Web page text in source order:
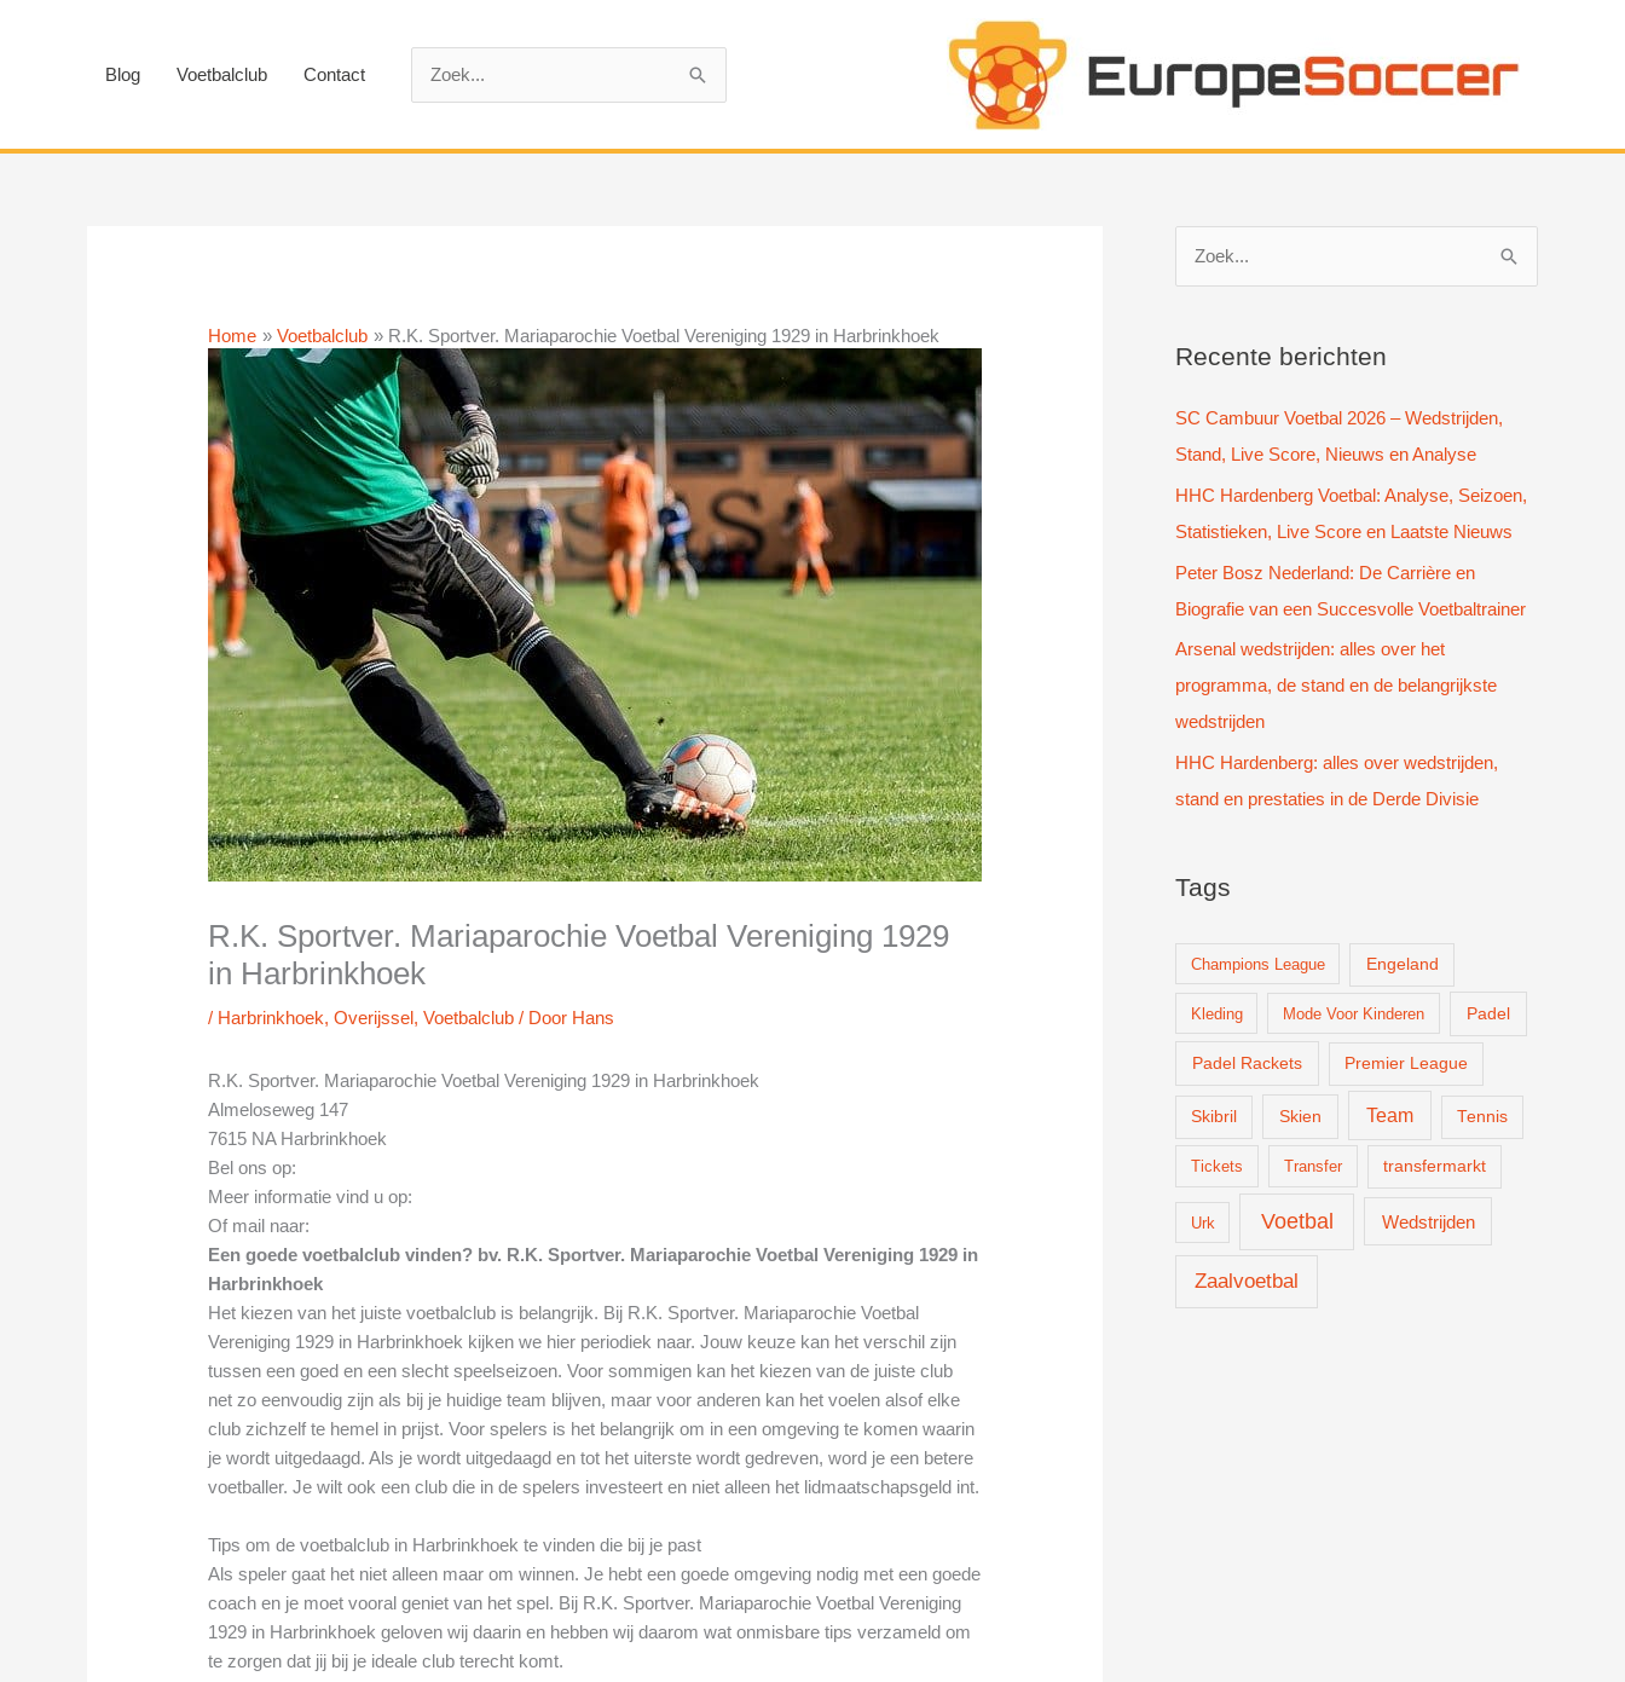
Blog Voetbalclub Contact
Home Voetbalclub R.K. Sportver. Mariaparochie Voetbal Vereniging 1929 in Harbrinkhoek
R.K. Sportver. Mariaparochie Voetbal Vereniging 1929
in Harbrinkhoek
/ Harbrinkhoek,Overijssel,Voetbalclub / Door Hans
R.K. Sportver. Mariaparochie Voetbal Vereniging 1929 in Harbrinkhoek
Almeloseweg 147
7615 NA Harbrinkhoek
Bel ons op:
Meer informatie vind u op:
Of mail naar:
Een goede voetbalclub vinden? bv. R.K. Sportver. Mariaparochie Voetbal Vereniging 1929 in
Harbrinkhoek
Het kiezen van het juiste voetbalclub is belangrijk. Bij R.K. Sportver. Mariaparochie Voetbal
Vereniging 1929 in Harbrinkhoek kijken we hier periodiek naar. Jouw keuze kan het verschil zijn
tussen een goed en een slecht speelseizoen. Voor sommigen kan het kiezen van de juiste club
net zo eenvoudig zijn als bij je huidige team blijven, maar voor anderen kan het voelen alsof elke
club zichzelf te hemel in prijst. Voor spelers is het belangrijk om in een omgeving te komen waarin
je wordt uitgedaagd. Als je wordt uitgedaagd en tot het uiterste wordt gedreven, word je een betere
voetballer. Je wilt ook een club die in de spelers investeert en niet alleen het lidmaatschapsgeld int.
Tips om de voetbalclub in Harbrinkhoek te vinden die bij je past
Als speler gaat het niet alleen maar om winnen. Je hebt een goede omgeving nodig met een goede
coach en je moet vooral geniet van het spel. Bij R.K. Sportver. Mariaparochie Voetbal Vereniging
1929 in Harbrinkhoek geloven wij daarin en hebben wij daarom wat onmisbare tips verzameld om
te zorgen dat jij bij je ideale club terecht komt.
k
a
a
r
:
Recente berichten
SC Cambuur Voetbal 2026 – Wedstrijden,
Stand, Live Score, Nieuws en Analyse
HHC Hardenberg Voetbal: Analyse, Seizoen,
Statistieken, Live Score en Laatste Nieuws
Peter Bosz Nederland: De Carrière en
Biografie van een Succesvolle Voetbaltrainer
Arsenal wedstrijden: alles over het
programma, de stand en de belangrijkste
wedstrijden
HHC Hardenberg: alles over wedstrijden,
stand en prestaties in de Derde Divisie
Tags
Champions League Engeland
Kleding Mode Voor Kinderen Padel
Padel Rackets Premier League
Skibril Skien Team Tennis
Tickets Transfer transfermarkt
Urk Voetbal Wedstrijden
Zaalvoetbal